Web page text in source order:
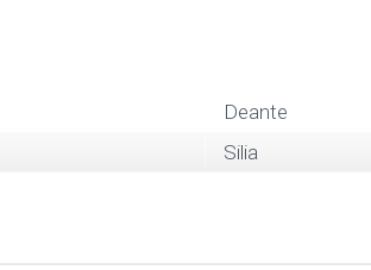
Deante
Silia